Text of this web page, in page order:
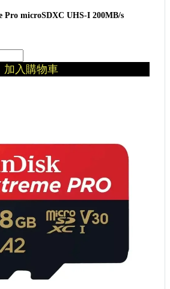
Pro microSDXC UHS-I 200MB/s
加入購物車